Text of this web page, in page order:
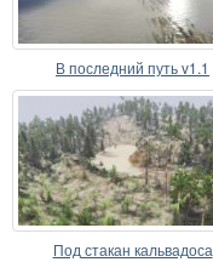
В последний путь v1.1
Под стакан кальвадоса